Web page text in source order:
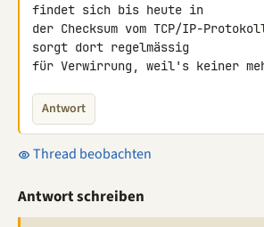
findet sich bis heute in
der Checksum vom TCP/IP-
sorgt dort regelmässig
für Verwirrung, weil's keiner
Antwort
Thread beobachten
Antwort schreiben